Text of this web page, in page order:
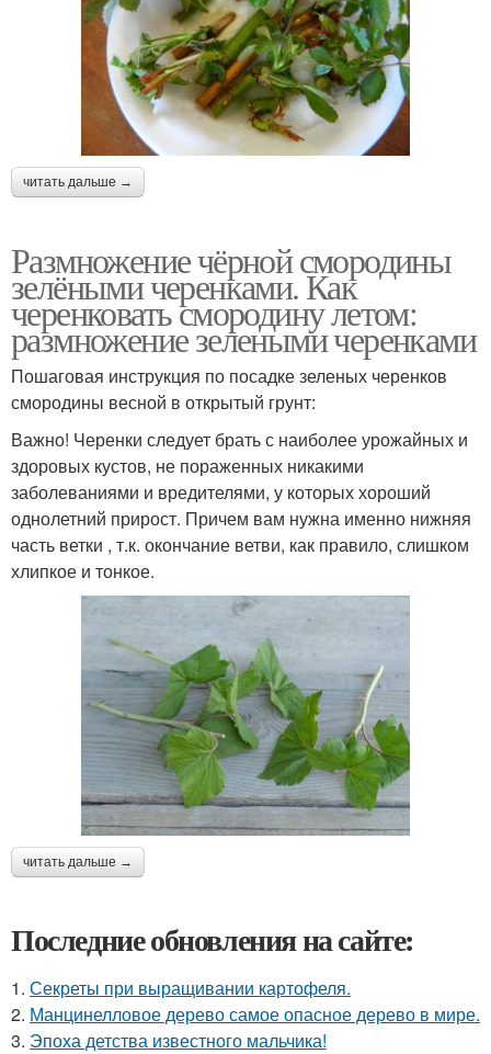
читать дальше →
Размножение чёрной смородины
зелёными черенками. Как
черенковать смородину летом:
размножение зелеными черенками
Пошаговая инструкция по посадке зеленых черенков
смородины весной в открытый грунт:
Важно! Черенки следует брать с наиболее урожайных и
здоровых кустов, не пораженных никакими
заболеваниями и вредителями, у которых хороший
однолетний прирост. Причем вам нужна именно нижняя
часть ветки , т.к. окончание ветви, как правило, слишком
хлипкое и тонкое.
читать дальше →
Последние обновления на сайте:
1. Секреты при выращивании картофеля.
2. Манцинелловое дерево самое опасное дерево в мире.
3. Эпоха детства известного мальчика!